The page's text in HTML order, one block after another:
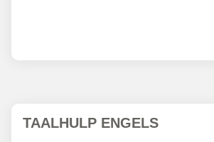
TAALHULP ENGELS